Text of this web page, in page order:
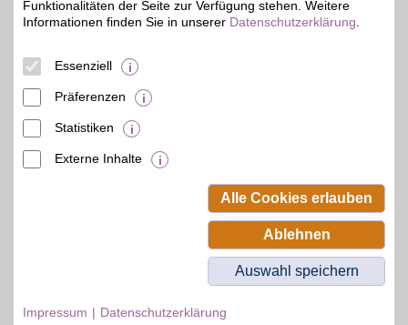
Zum Partnerprofil
4%
BAUR Gutschein
Beamten-Selbsthilfewerk GmbH.
Funktionalitäten der Seite zur Verfügung stehen. Weitere
Informationen finden Sie in unserer Datenschutzerklärung
Essenziell
Präferenzen
Statistiken
Externe Inhalte
Alle Cookies erlauben
Ablehnen
Auswahl speichern
Impressum Datenschutzerklärung